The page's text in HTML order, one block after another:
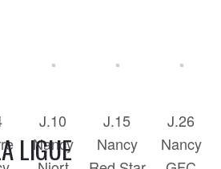
J.10
Nancy
J.15
Nancy
J.26
Nancy
LIGUE